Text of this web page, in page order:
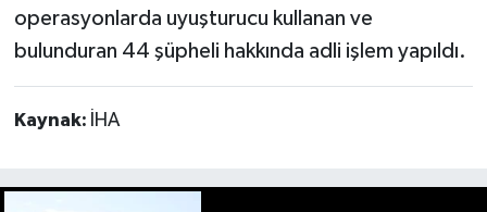
operasyonlarda uyuşturucu kullanan ve
bulunduran 44 şüpheli hakkında adli işlem yapıldı.
Kaynak: İHA